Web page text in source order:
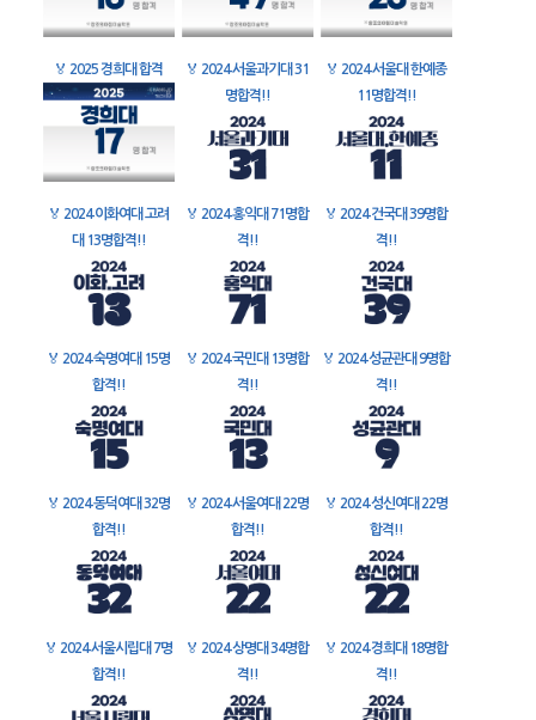
🏅 2025 경희대 합격 🏅 2024 서울과기대 31
명합격!!
🏅 2024 서울대 한예종
11명합격!!
🏅 2024 이화여대 고려
대 13명합격!!
🏅 2024 홍익대 71명합
격!!
🏅 2024 건국대 39명합
격!!
🏅 2024 숙명여대 15명
합격!!
🏅 2024 국민대 13명합
격!!
🏅 2024 성균관대 9명합
격!!
🏅 2024 동덕여대 32명
합격!!
🏅 2024 서울여대 22명
합격!!
🏅 2024 성신여대 22명
합격!!
🏅 2024 서울시립대 7명
합격!!
🏅 2024 상명대 34명합
격!!
🏅 2024 경희대 18명합
격!!